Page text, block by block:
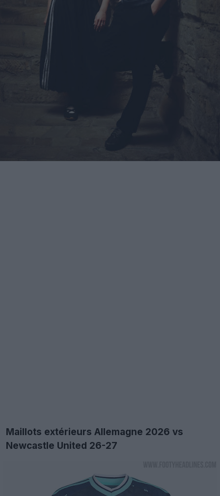
Maillots extérieurs Allemagne 2026 vs
Newcastle United 26-27